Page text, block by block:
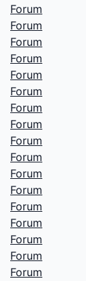
Forum
Forum
Forum
Forum
Forum
Forum
Forum
Forum
Forum
Forum
Forum
Forum
Forum
Forum
Forum
Forum
Forum